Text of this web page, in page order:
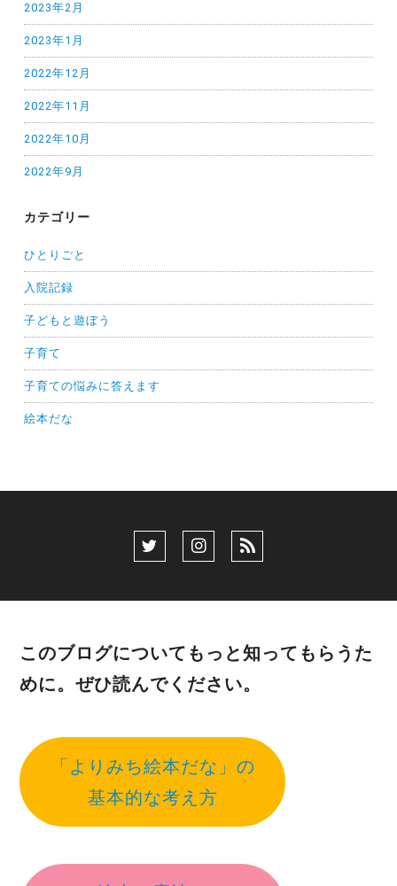
2023年2月
2023年1月
2022年12月
2022年11月
2022年10月
2022年9月
カテゴリー
ひとりごと
入院記録
子どもと遊ぼう
子育て
子育ての悩みに答えます
絵本だな
このブログについてもっと知ってもらうた
めに。ぜひ読んでください。
「よりみち絵本だな」の
基本的な考え方